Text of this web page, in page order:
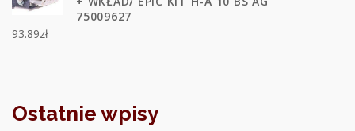
75009627
93.89zł
Ostatnie wpisy